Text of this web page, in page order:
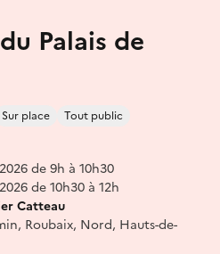
Palais de
Sur place Tout public
de 9h à 10h30
de 10h30 à 12h
Catteau
Roubaix, Nord, Hauts-de-